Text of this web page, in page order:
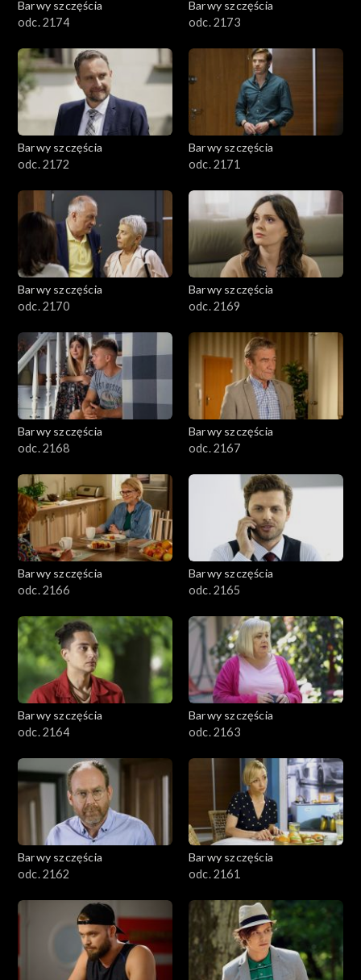
Barwy szczęścia
odc. 2174
Barwy szczęścia
odc. 2173
Barwy szczęścia
odc. 2172
Barwy szczęścia
odc. 2171
Barwy szczęścia
odc. 2170
Barwy szczęścia
odc. 2169
Barwy szczęścia
odc. 2168
Barwy szczęścia
odc. 2167
Barwy szczęścia
odc. 2166
Barwy szczęścia
odc. 2165
Barwy szczęścia
odc. 2164
Barwy szczęścia
odc. 2163
Barwy szczęścia
odc. 2162
Barwy szczęścia
odc. 2161